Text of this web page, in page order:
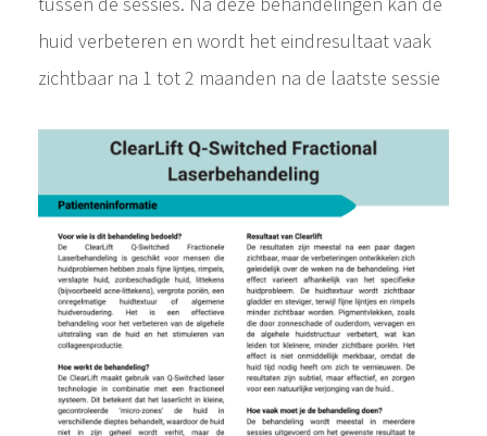
huid verbeteren en wordt het eindresultaat vaak
zichtbaar na 1 tot 2 maanden na de laatste sessie